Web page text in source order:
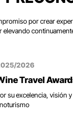
por crear
2026
Travel
su excelencia, visión